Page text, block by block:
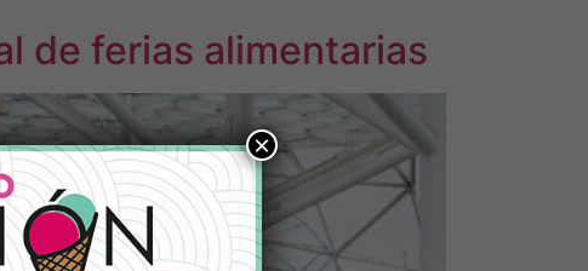
de ferias alimentarias
×